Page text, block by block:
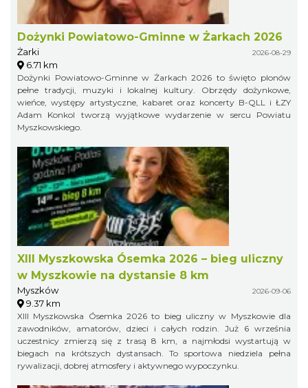
Dożynki Powiatowo-Gminne w Żarkach 2026
Żarki 2026-08-29
6.71 km
Dożynki Powiatowo-Gminne w Żarkach 2026 to święto plonów
pełne tradycji, muzyki i lokalnej kultury. Obrzędy dożynkowe,
wieńce, występy artystyczne, kabaret oraz koncerty B-QLL i ŁZY
Adam Konkol tworzą wyjątkowe wydarzenie w sercu Powiatu
Myszkowskiego.
XIII Myszkowska Ósemka 2026 – bieg uliczny
w Myszkowie na dystansie 8 km
Myszków 2026-09-06
9.37 km
XIII Myszkowska Ósemka 2026 to bieg uliczny w Myszkowie dla
zawodników, amatorów, dzieci i całych rodzin. Już 6 września
uczestnicy zmierzą się z trasą 8 km, a najmłodsi wystartują w
biegach na krótszych dystansach. To sportowa niedziela pełna
rywalizacji, dobrej atmosfery i aktywnego wypoczynku.